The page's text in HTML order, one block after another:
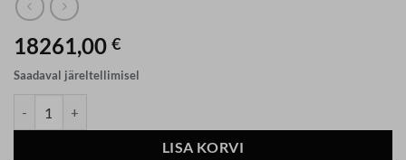
18261,00 €
Saadaval järeltellimisel
LISA KORVI